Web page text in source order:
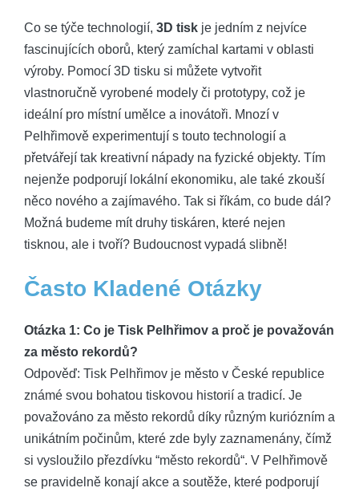
Co se týče ⁣technologií, 3D tisk je jedním z nejvíce
fascinujících oborů, který zamíchal ⁤kartami v oblasti
‍výroby. ‌Pomocí 3D tisku si můžete vytvořit
vlastnoručně vyrobené modely či⁤ prototypy, což je
ideální pro místní umělce a inovátoři. ⁤Mnozí v
Pelhřimově experimentují s touto technologií a​
přetvářejí tak kreativní nápady na fyzické ‌objekty. Tím
nejenže podporují lokální​ ekonomiku,​ ale také ⁣zkouší‍
něco ⁢nového a zajímavého. Tak si​ říkám, co ⁤bude dál?
‍Možná budeme ⁣mít druhy tiskáren, které nejen
⁣tisknou, ⁤ale i‍ tvoří? Budoucnost vypadá ⁤slibně!
Často Kladené Otázky
Otázka ‍1: Co je Tisk ​Pelhřimov a ⁤proč ⁢je ‌považován
za město rekordů?
Odpověď: Tisk⁢ Pelhřimov‌ je město v⁢ České republice⁢
známé svou ‌bohatou​ tiskovou historií‍ a⁣ tradicí. Je
považováno ⁢za město​ rekordů díky různým kuriózním a‌
unikátním počinům, které zde byly⁢ zaznamenány, čímž
si vysloužilo přezdívku ​“město ‌rekordů“. V Pelhřimově⁤
se ‌pravidelně ⁣konají akce⁢ a soutěže, které podporují ​